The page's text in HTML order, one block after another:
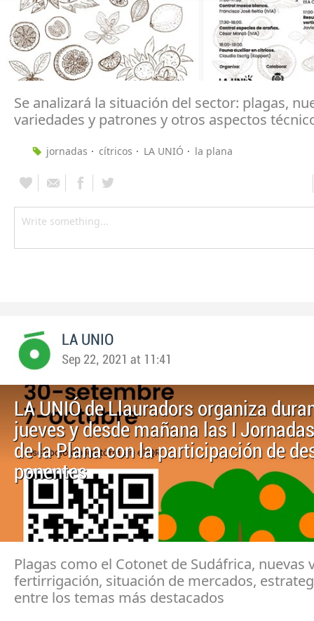
Se analizará la situación del sector: plagas,
variedades y patrones y otros aspectos
jornadas cítricos LA UNIÓ la plana
LA UNIO
Sep 22, 2021 at 11:41
LA UNIÓ de Llauradors organiza
jueves y desde mañana las I
de la Plana con la participación de
ponentes
Plagas como el Cotonet de Sudáfrica, nuevas
fertirrigación, situación de mercados,
entre los temas más destacados